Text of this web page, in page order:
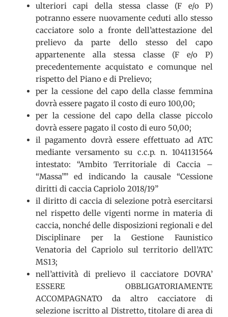
ulteriori capi della stessa classe (F e/o P)
potranno essere nuovamente ceduti allo stesso
cacciatore solo a fronte dell’attestazione del
prelievo da parte dello stesso del capo
appartenente alla stessa classe (F e/o P)
precedentemente acquistato e comunque nel
rispetto del Piano e di Prelievo;
per la cessione del capo della classe femmina
dovrà essere pagato il costo di euro 100,00;
per la cessione del capo della classe piccolo
dovrà essere pagato il costo di euro 50,00;
il pagamento dovrà essere effettuato ad ATC
mediante versamento su c.c.p. n. 1041131564
intestato: “Ambito Territoriale di Caccia –
“Massa”” ed indicando la causale “Cessione
diritti di caccia Capriolo 2018/19”
il diritto di caccia di selezione potrà esercitarsi
nel rispetto delle vigenti norme in materia di
caccia, nonché delle disposizioni regionali e del
Disciplinare per la Gestione Faunistico
Venatoria del Capriolo sul territorio dell’ATC
MS13;
nell’attività di prelievo il cacciatore DOVRA’
ESSERE OBBLIGATORIAMENTE
ACCOMPAGNATO da altro cacciatore di
selezione iscritto al Distretto, titolare di area di